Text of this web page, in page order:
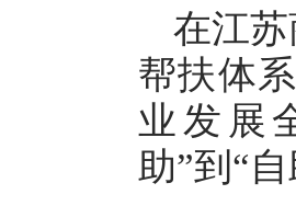
在江
帮扶体
业发展
助”到“